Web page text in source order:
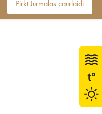
Pirkt Jūrmalas caurlaidi